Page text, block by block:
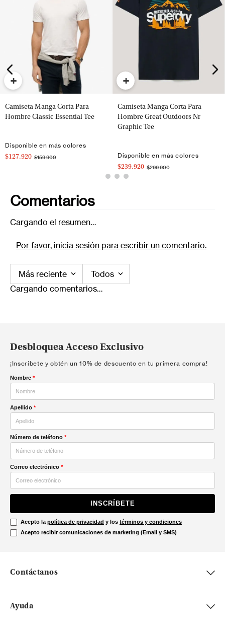
+
Camiseta Manga Corta Para
Hombre Classic Essential Tee
Disponible en más colores
$127.920 $159.900
+
Camiseta Manga Corta Para
Hombre Great Outdoors Nr
Graphic Tee
Disponible en más colores
$239.920 $299.900
Comentarios
Cargando el resumen…
Por favor, inicia sesión para escribir un comentario.
Más reciente
Todos
Cargando comentarios…
Desbloquea Acceso Exclusivo
¡Inscríbete y obtén un 10% de descuento en tu primera compra!
Nombre *
Apellido *
Número de teléfono *
Correo electrónico *
INSCRÍBETE
Acepto la política de privacidad y los términos y condiciones
Acepto recibir comunicaciones de marketing (Email y SMS)
Contáctanos
Ayuda